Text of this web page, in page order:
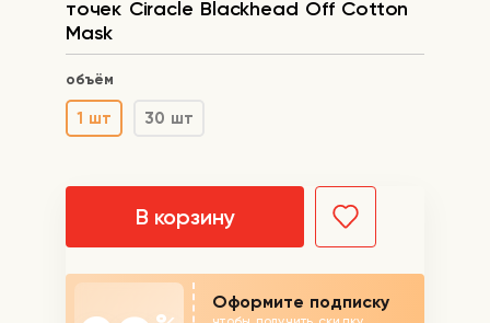
точек Ciracle Blackhead Off Cotton
Mask
объём
1 шт 30 шт
В корзину
Оформите подписку